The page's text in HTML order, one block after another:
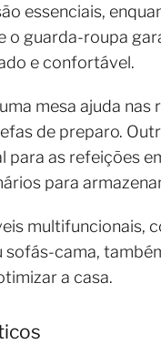
essenciais,
o guarda-roupa
e confortável.
mesa ajuda nas
de preparo.
para as refeições
para
multifuncionais,
sofás-cama,
a casa.